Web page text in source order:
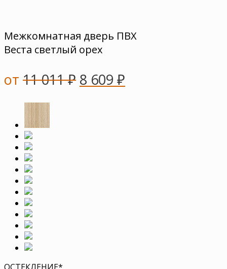
Межкомнатная дверь ПВХ
Веста светлый орех
от 11 011₽ 8 609 ₽